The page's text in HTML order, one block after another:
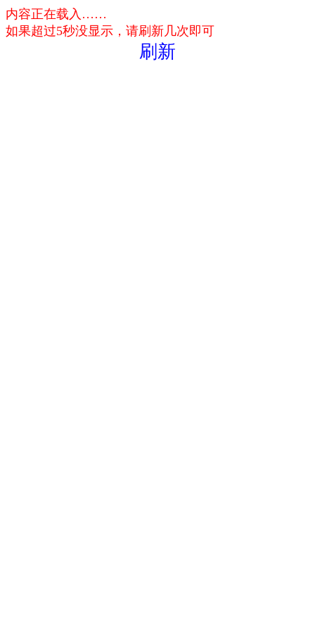
内容正在载入……
如果超过5秒没显示，请刷新几次即可
刷新